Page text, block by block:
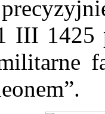
III 1425